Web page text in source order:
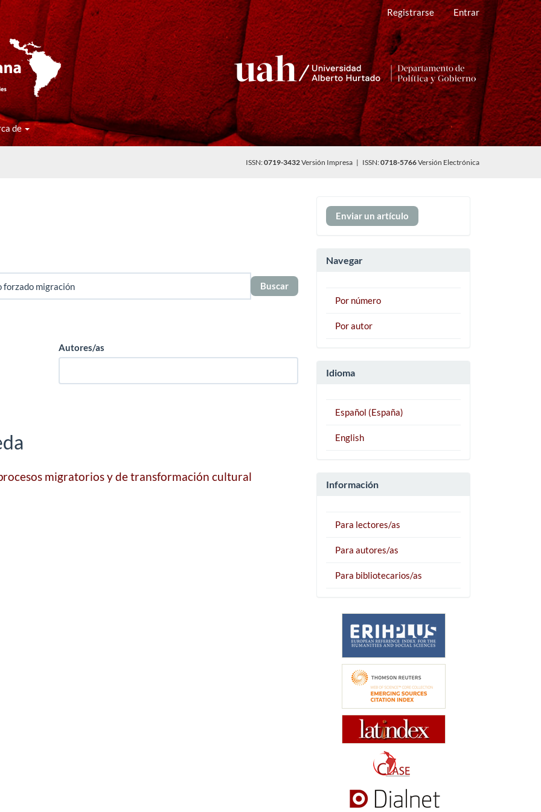
Registrarse Entrar
de
ISSN:0719-3432Versión Impresa | ISSN:0718-5766Versión Electrónica
Autores/as
migratorios y de transformación cultural
Enviar
un
Enviar un artículo
Navegar
Por número
Por autor
Idioma
Español (España)
English
Información
Para lectores/as
Para autores/as
Para bibliotecarios/as